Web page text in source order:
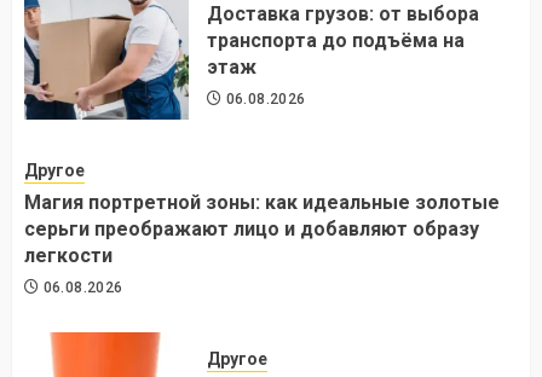
Доставка грузов: от выбора
транспорта до подъёма на
этаж
06.08.2026
Другое
Магия портретной зоны: как идеальные золотые
серьги преображают лицо и добавляют образу
легкости
06.08.2026
Другое